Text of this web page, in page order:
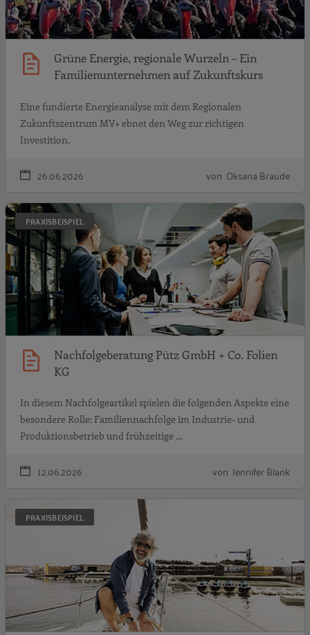
Grüne Energie, regionale Wurzeln – Ein
Familienunternehmen auf Zukunftskurs
Eine fundierte Energieanalyse mit dem Regionalen
Zukunftszentrum MV+ ebnet den Weg zur richtigen
Investition.
26.06.2026 von Oksana Braude
PRAXISBEISPIEL
Nachfolgeberatung Pütz GmbH + Co. Folien
KG
In diesem Nachfolgeartikel spielen die folgenden Aspekte eine
besondere Rolle: Familiennachfolge im Industrie- und
Produktionsbetrieb und frühzeitige …
12.06.2026 von Jennifer Blank
PRAXISBEISPIEL